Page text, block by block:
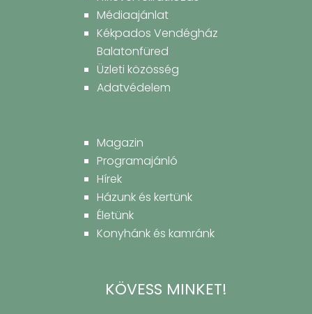
Médiaajánlat
Kékpados Vendégház
Balatonfüred
Üzleti közösség
Adatvédelem
Magazin
Programajánló
Hírek
Házunk és kertünk
Életünk
Konyhánk és kamránk
KÖVESS MINKET!